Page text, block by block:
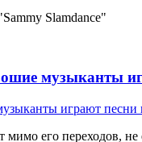
Slamdance"
музыканты
мимо его переходов,